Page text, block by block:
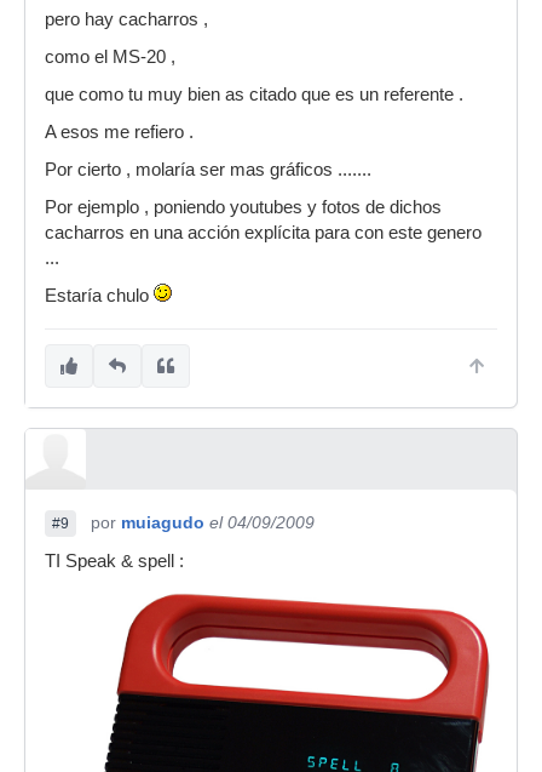
pero hay cacharros ,
como el MS-20 ,
que como tu muy bien as citado que es un referente .
A esos me refiero .
Por cierto , molaría ser mas gráficos .......
Por ejemplo , poniendo youtubes y fotos de dichos
cacharros en una acción explícita para con este genero
...
Estaría chulo
#9 por muiagudo el 04/09/2009
TI Speak & spell :